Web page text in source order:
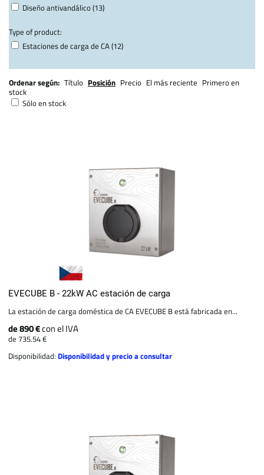
Diseño antivandálico (13)
Type of product:
Estaciones de carga de CA (12)
Ordenar según: Título Posición Precio El más reciente Primero en
stock
Sólo en stock
EVECUBE B - 22kW AC estación de carga
La estación de carga doméstica de CA EVECUBE B está fabricada en...
de 890 €con el IVA
de 735.54 €
Disponibilidad: Disponibilidad y precio a consultar